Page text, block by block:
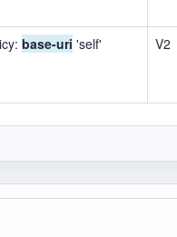
base-uri 'self' V2